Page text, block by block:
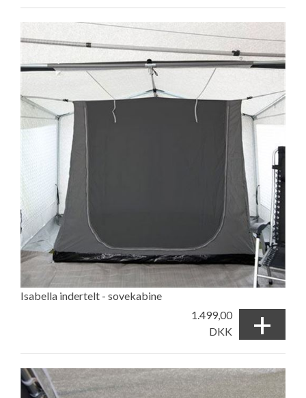
Isabella indertelt - sovekabine
1.499,00
DKK
+